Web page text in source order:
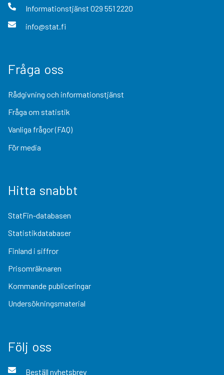
Informationstjänst 029 551 2220
info@stat.fi
Fråga oss
Rådgivning och informationstjänst
Fråga om statistik
Vanliga frågor (FAQ)
För media
Hitta snabbt
StatFin-databasen
Statistikdatabaser
Finland i siffror
Prisomräknaren
Kommande publiceringar
Undersökningsmaterial
Följ oss
Beställ nyhetsbrev